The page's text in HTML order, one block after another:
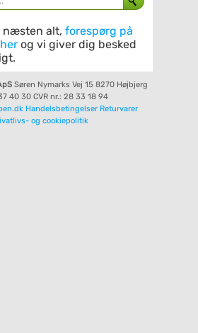
næsten alt, forespørg på
og vi giver dig besked
Søren Nymarks Vej 15 8270 Højbjerg
40 30 CVR nr.: 28 33 18 94
Handelsbetingelser Returvarer
og cookiepolitik